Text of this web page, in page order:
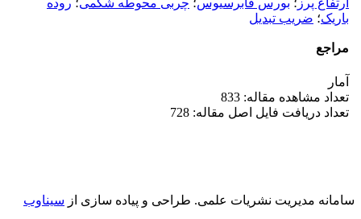
ارتفاع پرز ؛ بورس فابرسیوس؛ چربی محوطه شکمی؛ روده
باریک؛ ضریب تبدیل
مراجع
آمار
تعداد مشاهده مقاله: 833
تعداد دریافت فایل اصل مقاله: 728
سامانه مدیریت نشریات علمی. طراحی و پیاده سازی از سیناوب